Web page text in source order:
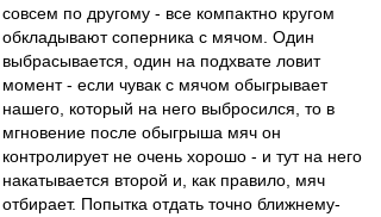
совсем по другому - все компактно кругом
обкладывают соперника с мячом. Один
выбрасывается, один на подхвате ловит
момент - если чувак с мячом обыгрывает
нашего, который на него выбросился, то в
мгновение после обыгрыша мяч он
контролирует не очень хорошо - и тут на него
накатывается второй и, как правило, мяч
отбирает. Попытка отдать точно ближнему-